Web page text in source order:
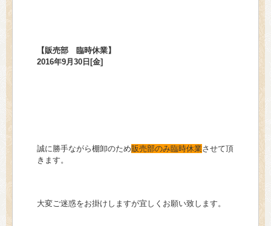
【販売部 臨時休業】
2016年9月30日[金]
誠に勝手ながら棚卸のため販売部のみ臨時休業させて頂
きます。
大変ご迷惑をお掛けしますが宜しくお願い致します。
> プライバシーポリシー